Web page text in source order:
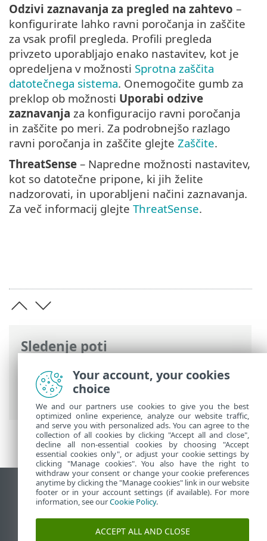
Sledenje poti
Spletna pomoč družbe ESET>ESET
Security Ultimate
Napredne nastavitve
Pregledi > Pregled naprave
Odzivi zaznavanja za pregled na zahtevo –
konfigurirate lahko ravni poročanja in zaščite
za vsak profil pregleda. Profili pregleda
privzeto uporabljajo enako nastavitev, kot je
opredeljena v možnosti Sprotna zaščita
datotečnega sistema. Onemogočite gumb za
preklop ob možnosti Uporabi odzive
zaznavanja za konfiguracijo ravni poročanja
in zaščite po meri. Za podrobnejšo razlago
ravni poročanja in zaščite glejte Zaščite.
ThreatSense – Napredne možnosti nastavitev,
kot so datotečne pripone, ki jih želite
nadzorovati, in uporabljeni načini zaznavanja.
Za več informacij glejte ThreatSense.
Prikaz mesta na namizju
End of Life
Zbirka znanja družbe ESET
Forum družbe ESET
Your account, your cookies
choice
We and our partners use cookies to give you the best
optimized online experience, analyze our website traffic,
and serve you with personalized ads. You can agree to the
collection of all cookies by clicking "Accept all and close",
decline all non-essential cookies by choosing "Accept
essential cookies only", or adjust your cookie settings by
clicking "Manage cookies". You also have the right to
withdraw your consent or change your cookie preferences
anytime by clicking the "Manage cookies" link in our website
footer or in your account settings (if available). For more
information, see ourCookie Policy.
ACCEPT ALL AND CLOSE